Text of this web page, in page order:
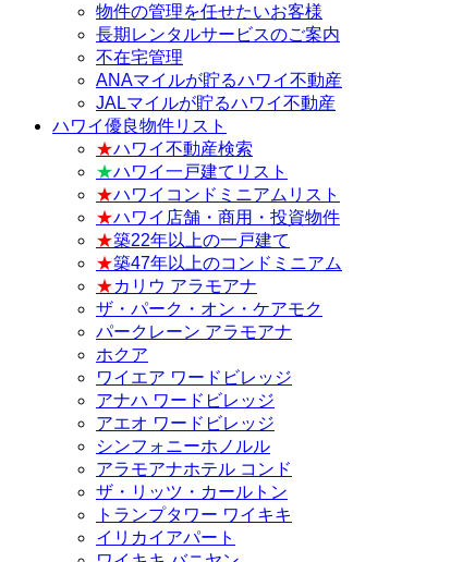
物件の管理を任せたいお客様
長期レンタルサービスのご案内
不在宅管理
ANAマイルが貯るハワイ不動産
JALマイルが貯るハワイ不動産
ハワイ優良物件リスト
★ハワイ不動産検索
★ハワイ一戸建てリスト
★ハワイコンドミニアムリスト
★ハワイ店舗・商用・投資物件
★築22年以上の一戸建て
★築47年以上のコンドミニアム
★カリウ アラモアナ
ザ・パーク・オン・ケアモク
パークレーン アラモアナ
ホクア
ワイエア ワードビレッジ
アナハ ワードビレッジ
アエオ ワードビレッジ
シンフォニーホノルル
アラモアナホテル コンド
ザ・リッツ・カールトン
トランプタワー ワイキキ
イリカイアパート